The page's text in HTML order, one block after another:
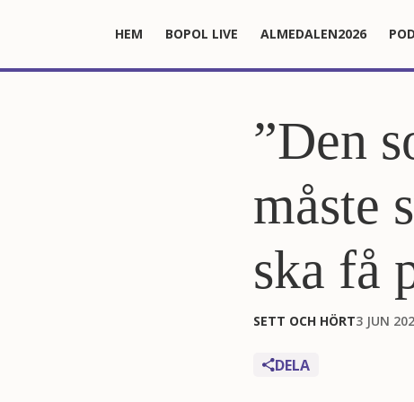
HEM BOPOL LIVE ALMEDALEN2026
”Den
måste
ska få
SETT OCH HÖRT3 JUN
DELA